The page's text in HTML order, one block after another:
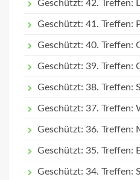
Geschützt: 42. Treffen:
Geschützt: 41. Treffen:
Geschützt: 40. Treffen:
Geschützt: 39. Treffen:
Geschützt: 38. Treffen:
Geschützt: 37. Treffen:
Geschützt: 36. Treffen:
Geschützt: 35. Treffen:
Geschützt: 34. Treffen: